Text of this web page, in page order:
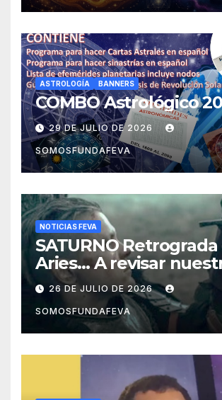
ASTROLOGÍA BANNERS
COMBO Astrológico
29 DE JULIO DE 2026
SOMOSFUNDAFEVA
NOTICIAS FEVA
SATURNO Retrograda
Aries… A revisar
acciones pasadas y
mejor las futuras
26 DE JULIO DE 2026
SOMOSFUNDAFEVA